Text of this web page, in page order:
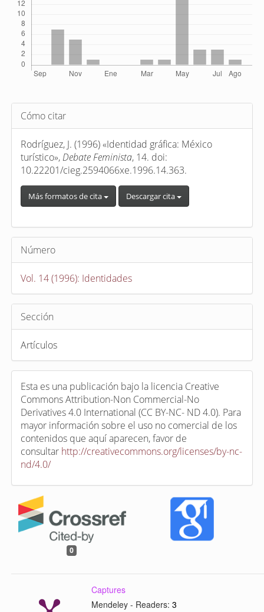
Detalles
del
artículo
Cómo citar
Rodríguez, J. (1996) «Identidad gráfica: México
turístico», Debate Feminista, 14. doi:
10.22201/cieg.2594066xe.1996.14.363.
Más formatos de cita Descargar cita
Número
Vol. 14 (1996): Identidades
Sección
Artículos
Esta es una publicación bajo la licencia Creative
Commons Attribution-Non Commercial-No
Derivatives 4.0 International (CC BY-NC- ND 4.0). Para
mayor información sobre el uso no comercial de los
contenidos que aquí aparecen, favor de
consultar http://creativecommons.org/licenses/by-nc-
nd/4.0/
0
Captures
Mendeley - Readers:3